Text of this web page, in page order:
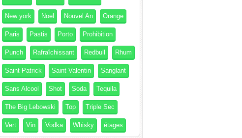
New york Noel Nouvel An Orange
Paris Pastis Porto Prohibition
Punch Rafraîchissant Redbull Rhum
Saint Patrick Saint Valentin Sanglant
Sans Alcool Shot Soda Tequila
The Big Lebowski Top Triple Sec
Vert Vin Vodka Whisky étages